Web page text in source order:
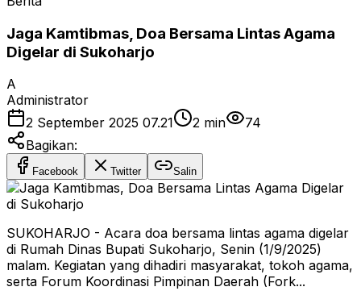
Jaga Kamtibmas, Doa Bersama Lintas Agama
Digelar di Sukoharjo
A
Administrator
2 September 2025 07.21
2 min
74
Bagikan:
Facebook Twitter Salin
SUKOHARJO - Acara doa bersama lintas agama digelar
di Rumah Dinas Bupati Sukoharjo, Senin (1/9/2025)
malam. Kegiatan yang dihadiri masyarakat, tokoh agama,
serta Forum Koordinasi Pimpinan Daerah (Fork...